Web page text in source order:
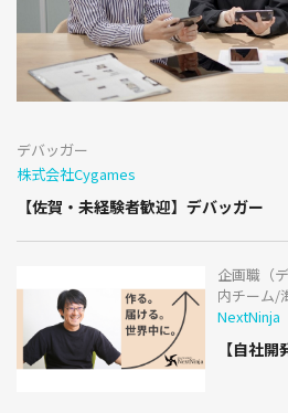
デバッガー
株式会社Cygames
【佐賀・未経験者歓迎】デバッガー
企画職（
内チーム/
NextNinja
【自社